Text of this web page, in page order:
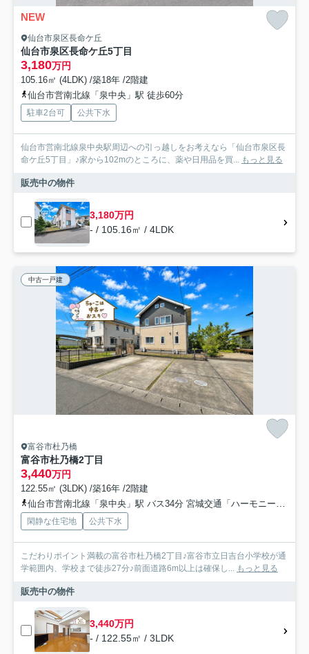
NEW
仙台市泉区長命ケ丘
仙台市泉区長命ケ丘5丁目
3,180万円
105.16㎡ (4LDK) /築18年 /2階建
仙台市営南北線「泉中央」駅 徒歩60分
駐車2台可 公共下水
仙台市営南北線泉中央駅周辺への引っ越しをお考えなら「仙台市泉区長
命ケ丘5丁目」♪家から102mのところに、薬や日用品を買...
もっと見る
販売中の物件
3,180万円
- / 105.16㎡ / 4LDK
中古一戸建
富谷市杜乃橋
富谷市杜乃橋2丁目
3,440万円
122.55㎡ (3LDK) /築16年 /2階建
仙台市営南北線「泉中央」駅 バス34分 宮城交通「ハーモニータウン中央」 停歩6分
閑静な住宅地 公共下水
こだわりポイント満載の富谷市杜乃橋2丁目♪富谷市立日吉台小学校が通
学範囲内、学校まで徒歩27分♪前面道路6m以上は確保し... もっと見る
販売中の物件
3,440万円
- / 122.55㎡ / 3LDK